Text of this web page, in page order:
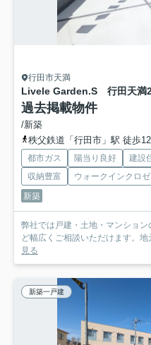
行田市天満
Livele Garden.S 行田天満
過去掲載物件
/新築
秩父鉄道「行田市」駅 徒歩
都市ガス 陽当り良好 建設
収納豊富
ウォークインクロゼ
新築
弊社では戸建・土地・マンショ
ど幅広くご相談いただけます。
見る
新築一戸建